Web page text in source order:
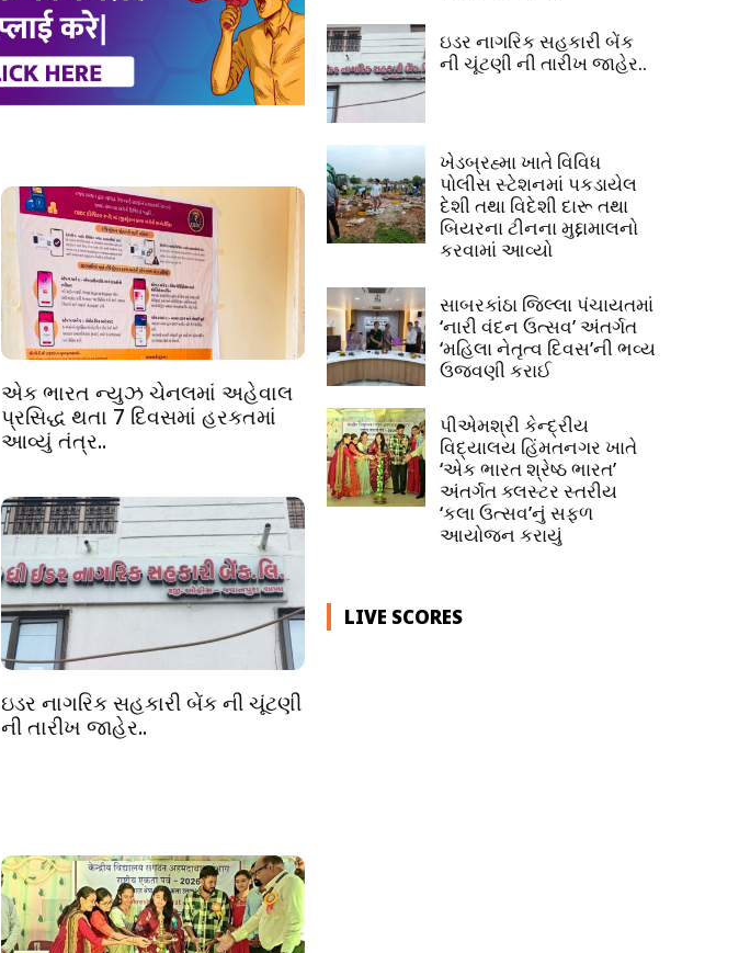
એક ભારત ન્યુઝ ચેનલમાં અહેવાલ
પ્રસિદ્ધ થતા 7 દિવસમાં હરકતમાં
આવ્યું તંત્ર..
ઇડર નાગરિક સહકારી બેંક ની ચૂંટણી
ની તારીખ જાહેર..
ઇડર નાગરિક સહકારી બેંક
ની ચૂંટણી ની તારીખ જાહેર..
ખેડબ્રહ્મા ખાતે વિવિધ
પોલીસ સ્ટેશનમાં પકડાયેલ
દેશી તથા વિદેશી દારૂ તથા
બિયરના ટીનના મુદ્દામાલનો
કરવામાં આવ્યો
સાબરકાંઠા જિલ્લા પંચાયતમાં
‘નારી વંદન ઉત્સવ’ અંતર્ગત
‘મહિલા નેતૃત્વ દિવસ’ની ભવ્ય
ઉજવણી કરાઈ
પીએમશ્રી કેન્દ્રીય
વિદ્યાલય હિંમતનગર ખાતે
‘એક ભારત શ્રેષ્ઠ ભારત’
અંતર્ગત ક્લસ્ટર સ્તરીય
‘કલા ઉત્સવ’નું સફળ
આયોજન કરાયું
LIVE SCORES